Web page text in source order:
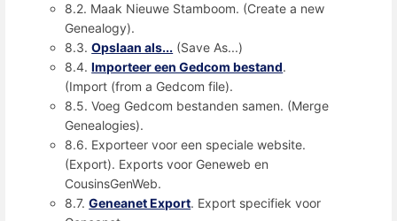
8.2. Maak Nieuwe Stamboom. (Create a new
Genealogy).
8.3.Opslaan als... (Save As...)
8.4.Importeer een Gedcom bestand.
(Import (from a Gedcom file).
8.5. Voeg Gedcom bestanden samen. (Merge
Genealogies).
8.6. Exporteer voor een speciale website.
(Export). Exports voor Geneweb en
CousinsGenWeb.
8.7.Geneanet Export. Export specifiek voor